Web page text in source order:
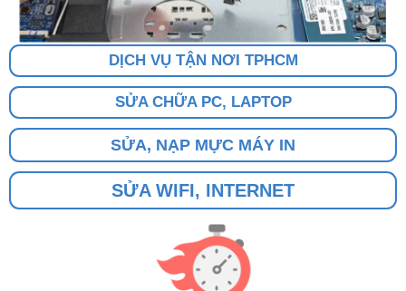
DỊCH VỤ TẬN NƠI TPHCM
SỬA CHỮA PC, LAPTOP
SỬA, NẠP MỰC MÁY IN
SỬA WIFI, INTERNET